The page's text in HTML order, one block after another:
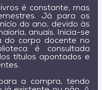
é constante, mas
Já para os
do ano, devido às
anuais. Inicia-se
do corpo docente no
é consultada
títulos apontados e
a compra, tendo